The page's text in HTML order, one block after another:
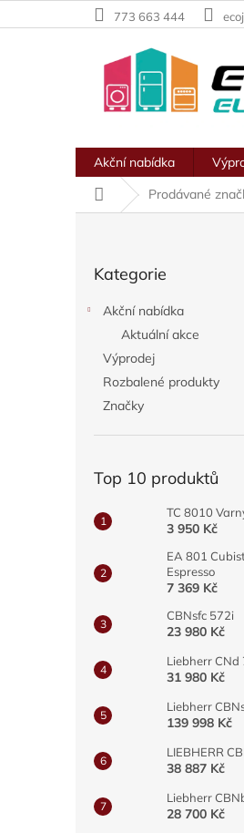
na
773 663 444
Akční nabídka
Domů
Prodávané
kategorie
Kategorie
Akční nabídka
Aktuální akce
Výprodej
Rozbalené produkty
Značky
Top 10 produktů
TC 8010
3 950 Kč
EA 801
Espresso
7 369 Kč
CBNsfc 572i
23 980 Kč
Liebherr CNd
31 980 Kč
Liebherr
139 998 Kč
LIEBHERR
38 887 Kč
Liebherr
28 700 Kč